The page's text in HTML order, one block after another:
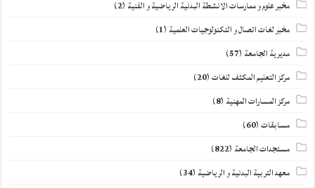
مخبر علوم و ممارسات الانشطة البدنية الرياضية و الفنية (2)
مخبر لغات اتصال و التكنولوجيات العلمية (1)
مديرية الجامعة (57)
مركز التعليم المكثف للغات(20)
مركز المسارات المهنية (8)
مسابقات(60)
مستجدات الجامعة (822)
معهد التربية البدنية و الرياضية (34)